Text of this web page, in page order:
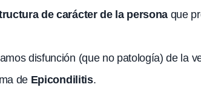
de carácter de la persona que
disfunción (que no patología) de la
de Epicondilitis.